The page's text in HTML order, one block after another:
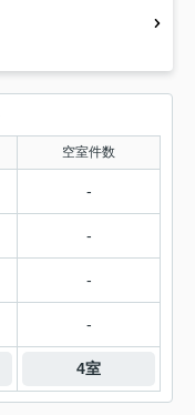
空室件数
-
-
-
-
4室